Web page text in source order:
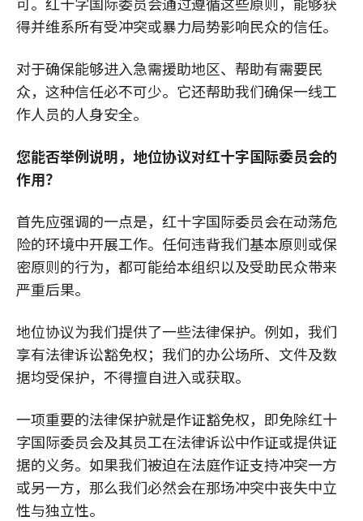
得并维系所有受冲突或暴力局势影响民众的信任。
对于确保能够进入急需援助地区、帮助有需要民
众，这种信任必不可少。它还帮助我们确保一线工
作人员的人身安全。
您能否举例说明，地位协议对红十字国际委员会的
作用？
首先应强调的一点是，红十字国际委员会在动荡危
险的环境中开展工作。任何违背我们基本原则或保
密原则的行为，都可能给本组织以及受助民众带来
严重后果。
地位协议为我们提供了一些法律保护。例如，我们
享有法律诉讼豁免权；我们的办公场所、文件及数
据均受保护，不得擅自进入或获取。
一项重要的法律保护就是作证豁免权，即免除红十
字国际委员会及其员工在法律诉讼中作证或提供证
据的义务。如果我们被迫在法庭作证支持冲突一方
或另一方，那么我们必然会在那场冲突中丧失中立
性与独立性。